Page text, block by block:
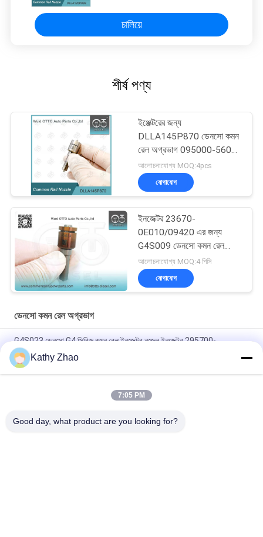
চালিয়ে
শীর্ষ পণ্য
ইঞ্জেক্টরের জন্য
DLLA145P870 ডেনসো কমন
রেল অগ্রভাগ 095000-560#
1465A041
আলোচনাযোগ্য MOQ:4pcs
যোগাযোগ
ইনজেক্টর 23670-
0E010/09420 এর জন্য
G4S009 ডেনসো কমন রেল
অগ্রভাগ
আলোচনাযোগ্য MOQ:4 পিসি
যোগাযোগ
ডেনসো কমন রেল অগ্রভাগ
G4S023 ডেনসো G4 সিরিজ কমন রেল ইনজেক্টর নজেল ইনজেক্টর 295700-
0176/12698552/12678992/12696966 এর জন্য
ডেন্সো ইনজেক্টরের জন্য কমন রেল ডিজেল ফুয়েল ইনজেক্টর G4S025 নজেল
John Deere 4045 ইঞ্জিন ইনজেক্টর 295700-0240 / RE561749 এর জন্য
Kathy Zhao
7:05 PM
Good day, what product are you looking for?